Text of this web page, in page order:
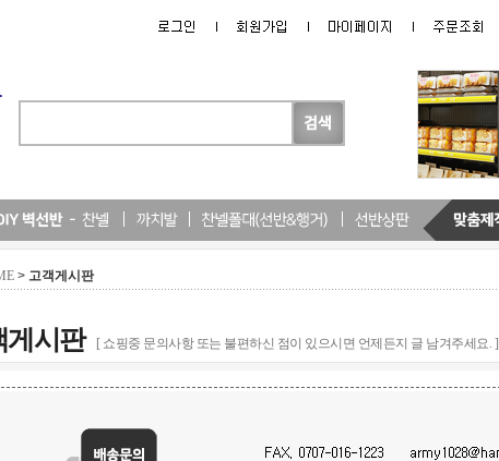
> 고객게시판
게시판 [ 쇼핑중 문의사항 또는 불편하신 점이 있으시면 언제든지 글 남겨주세요. ]